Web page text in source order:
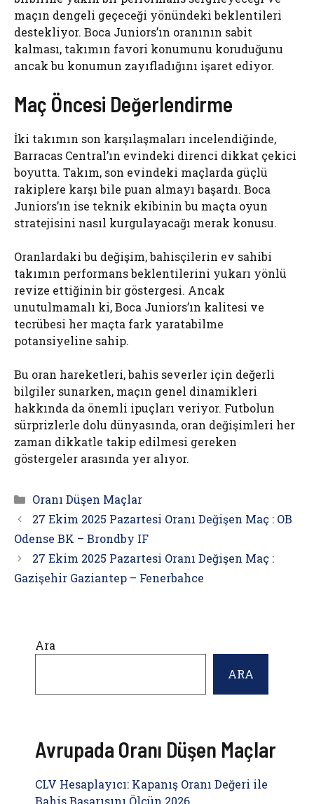
maçın dengeli geçeceği yönündeki beklentileri
destekliyor. Boca Juniors’ın oranının sabit
kalması, takımın favori konumunu koruduğunu
ancak bu konumun zayıfladığını işaret ediyor.
Maç Öncesi Değerlendirme
İki takımın son karşılaşmaları incelendiğinde,
Barracas Central’ın evindeki direnci dikkat çekici
boyutta. Takım, son evindeki maçlarda güçlü
rakiplere karşı bile puan almayı başardı. Boca
Juniors’ın ise teknik ekibinin bu maçta oyun
stratejisini nasıl kurgulayacağı merak konusu.
Oranlardaki bu değişim, bahisçilerin ev sahibi
takımın performans beklentilerini yukarı yönlü
revize ettiğinin bir göstergesi. Ancak
unutulmamalı ki, Boca Juniors’ın kalitesi ve
tecrübesi her maçta fark yaratabilme
potansiyeline sahip.
Bu oran hareketleri, bahis severler için değerli
bilgiler sunarken, maçın genel dinamikleri
hakkında da önemli ipuçları veriyor. Futbolun
sürprizlerle dolu dünyasında, oran değişimleri her
zaman dikkatle takip edilmesi gereken
göstergeler arasında yer alıyor.
Kategoriler
Oranı Düşen Maçlar
27 Ekim 2025 Pazartesi Oranı Değişen Maç : OB
Odense BK – Brondby IF
27 Ekim 2025 Pazartesi Oranı Değişen Maç :
Gazişehir Gaziantep – Fenerbahce
Ara
ARA
Avrupada Oranı Düşen Maçlar
CLV Hesaplayıcı: Kapanış Oranı Değeri ile
Bahis Başarısını Ölçün 2026